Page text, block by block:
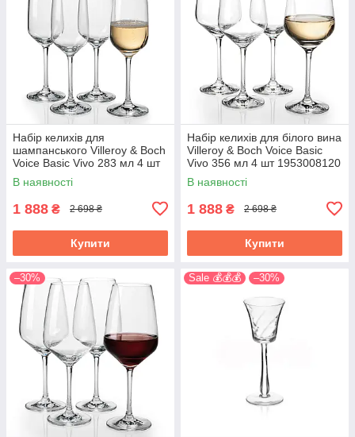
Набір келихів для
шампанського Villeroy & Boch
Voice Basic Vivo 283 мл 4 шт
1953008130
В наявності
1 888 ₴ 2 698 ₴
Купити
Набір келихів для білого вина
Villeroy & Boch Voice Basic
Vivo 356 мл 4 шт 1953008120
В наявності
1 888 ₴ 2 698 ₴
Купити
–30% Sale 💰💰💰 –30%